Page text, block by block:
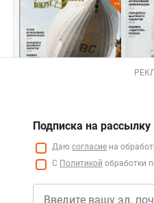
Подписка на рассылку
Даю согласие на
С Политикой обработки